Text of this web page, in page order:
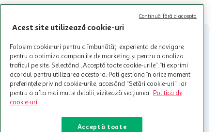
limita a 12 unitati / card client o singura data in perioada promotiei.
Cardul poate fi utilizat doar in legatura cu magazinele Auchan
participante și pentru acțiuni promotionale indicate de Auchan si
nu raspunde pentru imposibilitatea utilizarii Cardului in perioada in
care aceste este suspendat sau in perioada in care sunt efectuate
intretineri sau reparatii tehnice la sistemul de utilizarea al Cardului.
CITESTE MAI MULT
Contacteaza-ne!
Iti stam mereu la dispozitie.
021-9141 contact@auchan.ro
Acest site utilizează cookie-uri
Folosim cookie-uri pentru a îmbunătăți experiența de navigare,
pentru a optimiza campaniile de marketing și pentru a analiza
traficul pe site. Selectând „Acceptă toate cookie-urile”, îți exprimi
acordul pentru utilizarea acestora. Poți gestiona în orice moment
preferințele privind cookie-urile, accesând "Setări cookie-uri", iar
pentru a afla mai multe detalii, vizitează secțiunea
Politica de
cookie-uri
Acceptă toate
Continuă fără a accepta